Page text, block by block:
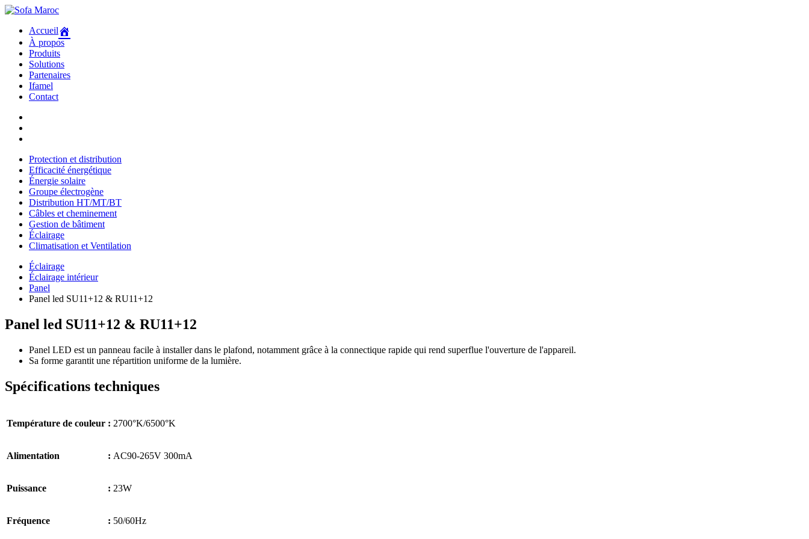
Accueil
À propos
Produits
Solutions
Partenaires
Ifamel
Contact
Protection et distribution
Efficacité énergétique
Énergie solaire
Groupe électrogène
Distribution HT/MT/BT
Câbles et cheminement
Gestion de bâtiment
Éclairage
Climatisation et Ventilation
Éclairage
Éclairage intérieur
Panel
Panel led SU11+12 & RU11+12
Panel led SU11+12 & RU11+12
Panel LED est un panneau facile à installer dans le plafond, notamment grâce à la connectique rapide qui rend superflue l'ouverture de l'appareil.
Sa forme garantit une répartition uniforme de la lumière.
Spécifications techniques
Température de couleur : 2700°K/6500°K
Alimentation : AC90-265V 300mA
Puissance : 23W
Fréquence : 50/60Hz